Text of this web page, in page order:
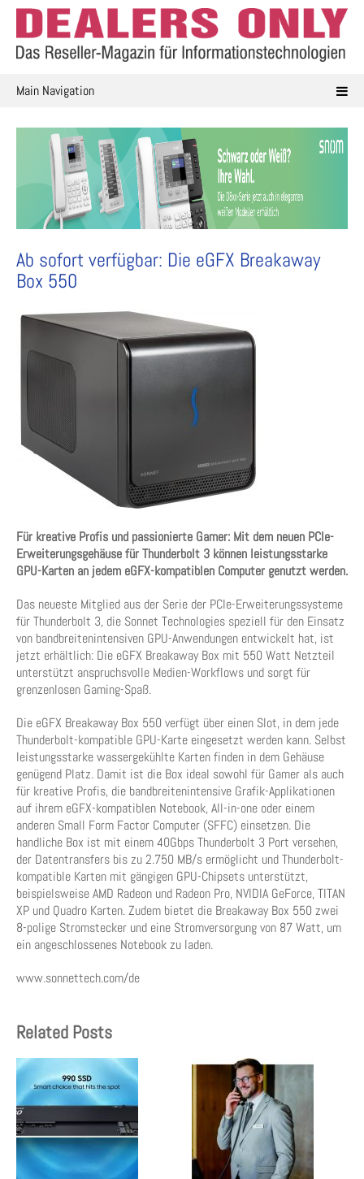
Skip
content
Main Navigation
Ab sofort verfügbar: Die eGFX Breakaway
Box 550
Für kreative Profis und passionierte Gamer: Mit dem neuen PCIe-
Erweiterungsgehäuse für Thunderbolt 3 können leistungsstarke
GPU-Karten an jedem eGFX-kompatiblen Computer genutzt werden.
Das neueste Mitglied aus der Serie der PCIe-Erweiterungssysteme
für Thunderbolt 3, die Sonnet Technologies speziell für den Einsatz
von bandbreitenintensiven GPU-Anwendungen entwickelt hat, ist
jetzt erhältlich: Die eGFX Breakaway Box mit 550 Watt Netzteil
unterstützt anspruchsvolle Medien-Workflows und sorgt für
grenzenlosen Gaming-Spaß.
Die eGFX Breakaway Box 550 verfügt über einen Slot, in dem jede
Thunderbolt-kompatible GPU-Karte eingesetzt werden kann. Selbst
leistungsstarke wassergekühlte Karten finden in dem Gehäuse
genügend Platz. Damit ist die Box ideal sowohl für Gamer als auch
für kreative Profis, die bandbreitenintensive Grafik-Applikationen
auf ihrem eGFX-kompatiblen Notebook, All-in-one oder einem
anderen Small Form Factor Computer (SFFC) einsetzen. Die
handliche Box ist mit einem 40Gbps Thunderbolt 3 Port versehen,
der Datentransfers bis zu 2.750 MB/s ermöglicht und Thunderbolt-
kompatible Karten mit gängigen GPU-Chipsets unterstützt,
beispielsweise AMD Radeon und Radeon Pro, NVIDIA GeForce, TITAN
XP und Quadro Karten. Zudem bietet die Breakaway Box 550 zwei
8-polige Stromstecker und eine Stromversorgung von 87 Watt, um
ein angeschlossenes Notebook zu laden.
www.sonnettech.com/de
Related Posts